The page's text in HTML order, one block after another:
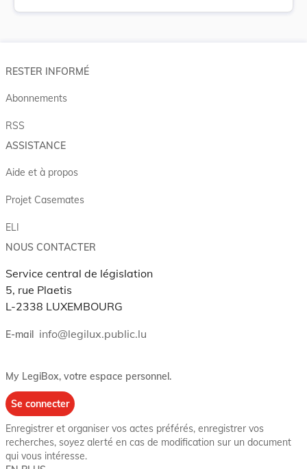
RESTER INFORMÉ
Abonnements
RSS
ASSISTANCE
Aide et à propos
Projet Casemates
ELI
NOUS CONTACTER
Service central de législation
5, rue Plaetis
L-2338 LUXEMBOURG
E-mail info@legilux.public.lu
My LegiBox, votre espace personnel.
Se connecter
Enregistrer et organiser vos actes préférés, enregistrer vos
recherches, soyez alerté en cas de modification sur un document
qui vous intéresse.